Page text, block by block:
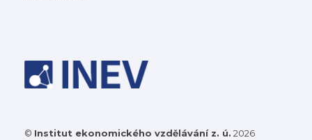
© Institut ekonomického vzdělávání z. ú. 2026